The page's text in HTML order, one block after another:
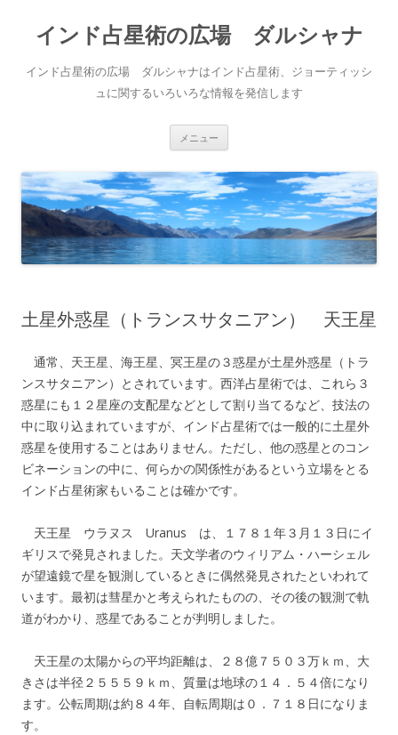
インド占星術の広場 ダルシャナ
インド占星術の広場 ダルシャナはインド占星術、ジョーティッシ
ュに関するいろいろな情報を発信します
メニュー
土星外惑星（トランスサタニアン） 天王星
通常、天王星、海王星、冥王星の３惑星が土星外惑星（トラ
ンスサタニアン）とされています。西洋占星術では、これら３
惑星にも１２星座の支配星などとして割り当てるなど、技法の
中に取り込まれていますが、インド占星術では一般的に土星外
惑星を使用することはありません。ただし、他の惑星とのコン
ビネーションの中に、何らかの関係性があるという立場をとる
インド占星術家もいることは確かです。
天王星 ウラヌス Uranus は、１７８１年３月１３日にイ
ギリスで発見されました。天文学者のウィリアム・ハーシェル
が望遠鏡で星を観測しているときに偶然発見されたといわれて
います。最初は彗星かと考えられたものの、その後の観測で軌
道がわかり、惑星であることが判明しました。
天王星の太陽からの平均距離は、２８億７５０３万ｋｍ、大
きさは半径２５５５９ｋｍ、質量は地球の１４．５４倍になり
ます。公転周期は約８４年、自転周期は０．７１８日になりま
す。